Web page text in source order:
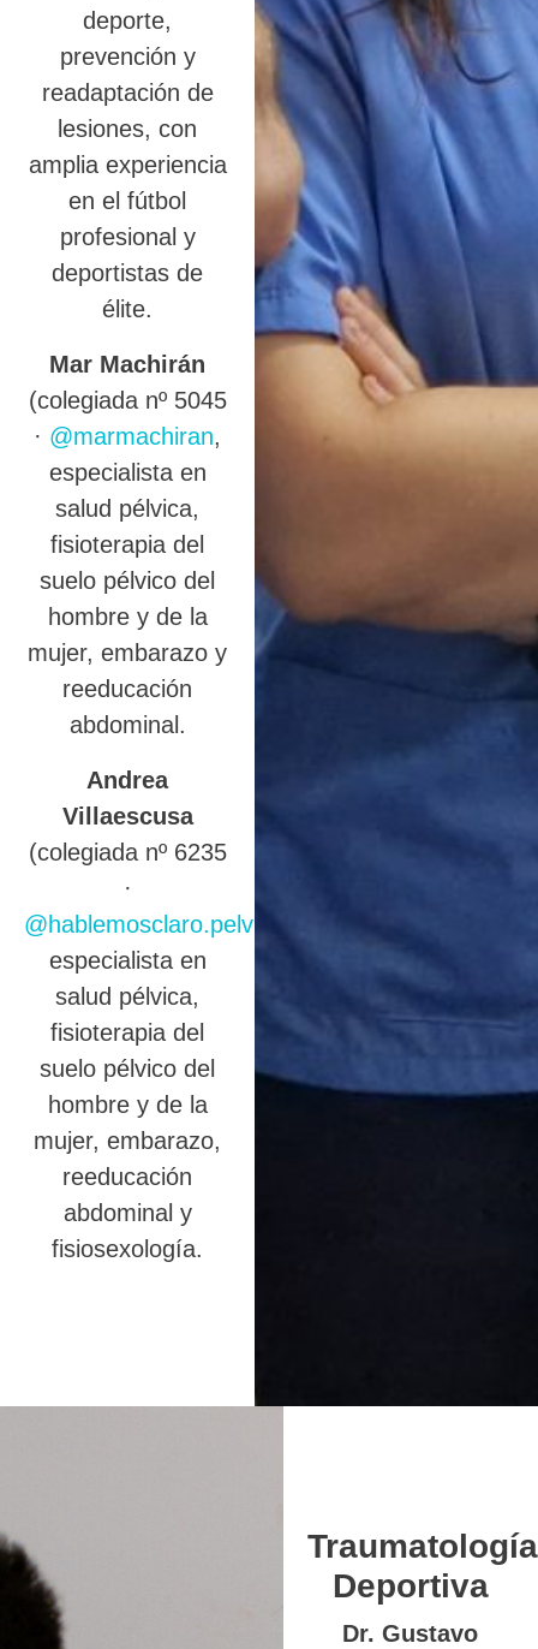
deporte,
prevención y
readaptación de
lesiones, con
amplia experiencia
en el fútbol
profesional y
deportistas de
élite.
Mar Machirán
(colegiada nº 5045
· @marmachiran,
especialista en
salud pélvica,
fisioterapia del
suelo pélvico del
hombre y de la
mujer, embarazo y
reeducación
abdominal.
Andrea
Villaescusa
(colegiada nº 6235
·
@hablemosclaro.pelvic
),
especialista en
salud pélvica,
fisioterapia del
suelo pélvico del
hombre y de la
mujer, embarazo,
reeducación
abdominal y
fisiosexología.
Traumatología
Deportiva
Dr. Gustavo